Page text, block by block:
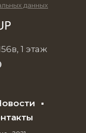
данных
1 этаж